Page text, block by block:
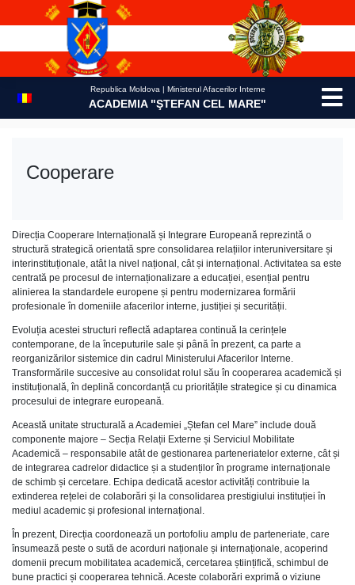
Republica Moldova | Ministerul Afacerilor Interne
ACADEMIA "ŞTEFAN CEL MARE"
Cooperare
Direcția Cooperare Internațională și Integrare Europeană reprezintă o
structură strategică orientată spre consolidarea relațiilor interuniversitare și
interinstituționale, atât la nivel național, cât și internațional. Activitatea sa este
centrată pe procesul de internaționalizare a educației, esențial pentru
alinierea la standardele europene și pentru modernizarea formării
profesionale în domeniile afacerilor interne, justiției și securității.
Evoluția acestei structuri reflectă adaptarea continuă la cerințele
contemporane, de la începuturile sale și până în prezent, ca parte a
reorganizărilor sistemice din cadrul Ministerului Afacerilor Interne.
Transformările succesive au consolidat rolul său în cooperarea academică și
instituțională, în deplină concordanță cu prioritățile strategice și cu dinamica
procesului de integrare europeană.
Această unitate structurală a Academiei „Ștefan cel Mare” include două
componente majore – Secția Relații Externe și Serviciul Mobilitate
Academică – responsabile atât de gestionarea parteneriatelor externe, cât și
de integrarea cadrelor didactice și a studenților în programe internaționale
de schimb și cercetare. Echipa dedicată acestor activități contribuie la
extinderea rețelei de colaborări și la consolidarea prestigiului instituției în
mediul academic și profesional internațional.
În prezent, Direcția coordonează un portofoliu amplu de parteneriate, care
însumează peste o sută de acorduri naționale și internaționale, acoperind
domenii precum mobilitatea academică, cercetarea științifică, schimbul de
bune practici și cooperarea tehnică. Aceste colaborări exprimă o viziune